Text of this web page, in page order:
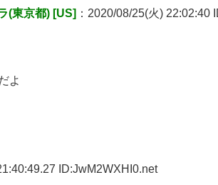
(東京都) [US] ：2020/08/25(火) 22:02:40
よ
ID:JwM2WXHI0.net